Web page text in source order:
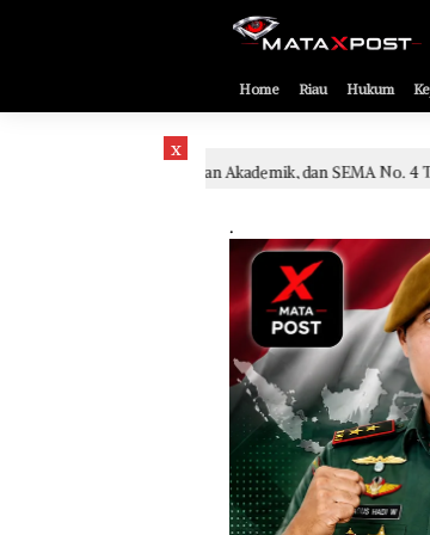
[gnpub_google_news_follow]
Home Riau Hukum
x
Akademik, dan SEMA No. 4 Tahun 2010 Diabaikan
.